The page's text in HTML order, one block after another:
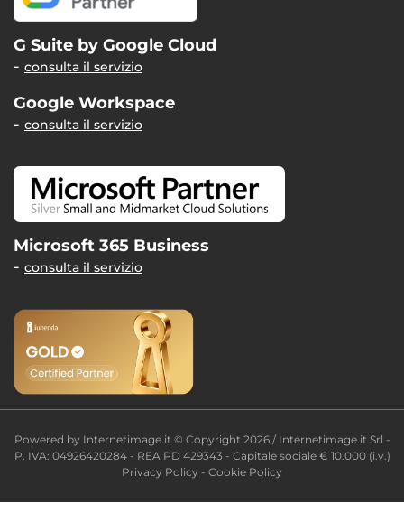
G Suite by Google Cloud
consulta il servizio
Google Workspace
consulta il servizio
Microsoft 365 Business
consulta il servizio
Powered by Internetimage.it© Copyright 2026 / Internetimage.it Srl -
P. IVA: 04926420284 - REA PD 429343 - Capitale sociale € 10.000 (i.v.)
Privacy Policy - Cookie Policy